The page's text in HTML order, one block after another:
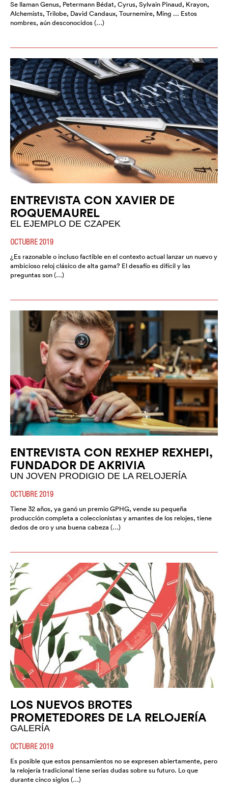
Se llaman Genus, Petermann Bédat, Cyrus, Sylvain Pinaud, Krayon,
Alchemists, Trilobe, David Candaux, Tournemire, Ming ... Estos
nombres, aún desconocidos (…)
ENTREVISTA CON XAVIER DE
ROQUEMAUREL
EL EJEMPLO DE CZAPEK
OCTUBRE 2019
¿Es razonable o incluso factible en el contexto actual lanzar un nuevo y
ambicioso reloj clásico de alta gama? El desafío es difícil y las
preguntas son (…)
ENTREVISTA CON REXHEP REXHEPI,
FUNDADOR DE AKRIVIA
UN JOVEN PRODIGIO DE LA RELOJERÍA
OCTUBRE 2019
Tiene 32 años, ya ganó un premio GPHG, vende su pequeña
producción completa a coleccionistas y amantes de los relojes, tiene
dedos de oro y una buena cabeza (…)
LOS NUEVOS BROTES
PROMETEDORES DE LA RELOJERÍA
GALERÍA
OCTUBRE 2019
Es posible que estos pensamientos no se expresen abiertamente, pero
la relojería tradicional tiene serias dudas sobre su futuro. Lo que
durante cinco siglos (…)